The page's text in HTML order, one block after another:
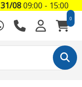
0
31/0809:00 - 15:00